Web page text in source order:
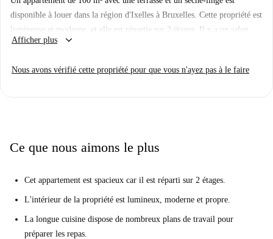
disponible à louer dans la région d'Ixelles à Bruxelles. Cette propriété est
lumineuse et moderne, et elle est répartie sur 2 étages. Il y a un salon
spacieux et propre qui a un canapé-lit pour les invités. La cuisine
travail et un espace de rangement. On peut accéder à la grande terrasse
cafés dans la région, en particulier vers l'avenue Louise.
Afficher plus keyboard_arrow_down
Nous avons vérifié cette propriété pour que vous n'ayez pas à le faire
Ce que nous aimons le plus
Cet appartement est spacieux car il est réparti sur 2 étages.
L'intérieur de la propriété est lumineux, moderne et propre.
La longue cuisine dispose de nombreux plans de travail pour
préparer les repas.